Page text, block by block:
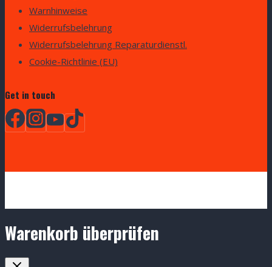
Warnhinweise
Widerrufsbelehrung
Widerrufsbelehrung Reparaturdienstl.
Cookie-Richtlinie (EU)
Get in touch
Warenkorb überprüfen